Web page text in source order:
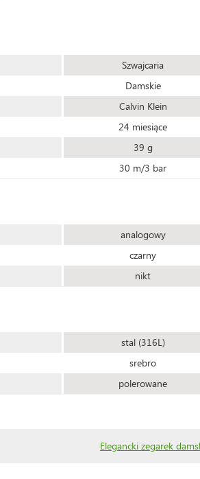
Szwajcaria
Damskie
Calvin Klein
24 miesiące
39 g
30 m/3 bar
analogowy
czarny
nikt
stal (316L)
srebro
polerowane
Elegancki zegarek